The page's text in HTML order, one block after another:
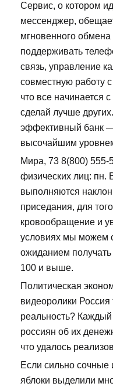
Сервис, о котором
мессенджер,
мгновенного
поддерживать
связь, управление
совместную работу
что все начинается
сделай лучше
эффективный банк —
высочайшим
Мира, 73 8(800)
физических лиц: пн.
выполняются
приседания, для
кровообращение и
условиях мы можем
ожиданием
100 и выше.
Политическая
видеоролики
реальность?
россиян об их
что удалось
Если сильно сочные
яблоки выделили